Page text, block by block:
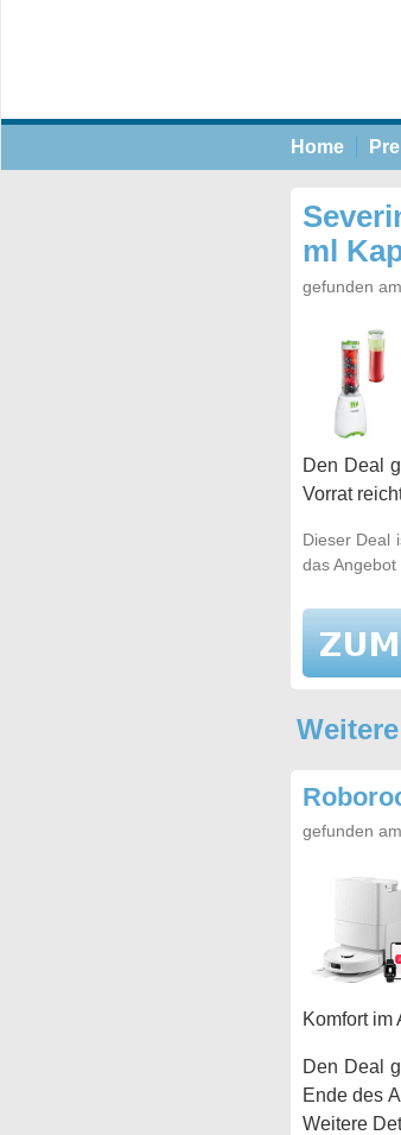
Home
ml
gefunden
Den Deal
Vorrat
Dieser Deal
das
gefunden
Komfort im
Den Deal
Ende des
Weitere